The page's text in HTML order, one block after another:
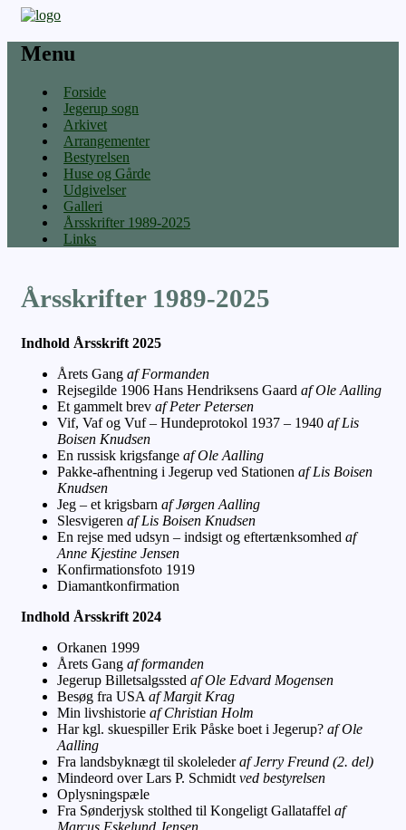
Menu
Skip
content
Forside
Jegerup sogn
Arkivet
Arrangementer
Bestyrelsen
Huse og Gårde
Udgivelser
Galleri
Årsskrifter 1989-2025
Links
Årsskrifter 1989-2025
Indhold Årsskrift 2025
Årets Gangaf Formanden
Rejsegilde 1906 Hans Hendriksens Gaardaf Ole Aalling
Et gammelt brevaf Peter Petersen
Vif, Vaf og Vuf – Hundeprotokol 1937 – 1940af Lis
Boisen Knudsen
En russisk krigsfangeaf Ole Aalling
Pakke-afhentning i Jegerup ved Stationenaf Lis Boisen
Knudsen
Jeg – et krigsbarnaf Jørgen Aalling
Slesvigerenaf Lis Boisen Knudsen
En rejse med udsyn – indsigt og eftertænksomhedaf
Anne Kjestine Jensen
Konfirmationsfoto 1919
Diamantkonfirmation
Indhold Årsskrift 2024
Orkanen 1999
Årets Gangaf formanden
Jegerup Billetsalgsstedaf Ole Edvard Mogensen
Besøg fra USAaf Margit Krag
Min livshistorieaf Christian Holm
Har kgl. skuespiller Erik Påske boet i Jegerup?af Ole
Aalling
Fra landsbyknægt til skolelederaf Jerry Freund (2. del)
Mindeord over Lars P. Schmidtved bestyrelsen
Oplysningspæle
Fra Sønderjysk stolthed til Kongeligt Gallataffelaf
Marcus Eskelund Jensen